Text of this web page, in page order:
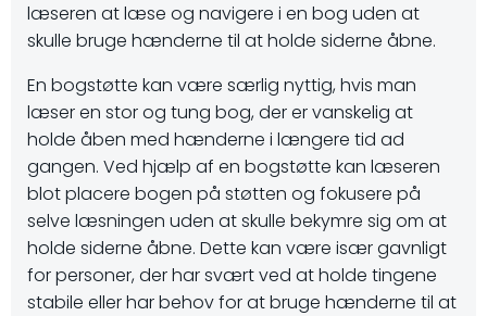
læseren at læse og navigere i en bog uden at
skulle bruge hænderne til at holde siderne åbne.
En bogstøtte kan være særlig nyttig, hvis man
læser en stor og tung bog, der er vanskelig at
holde åben med hænderne i længere tid ad
gangen. Ved hjælp af en bogstøtte kan læseren
blot placere bogen på støtten og fokusere på
selve læsningen uden at skulle bekymre sig om at
holde siderne åbne. Dette kan være især gavnligt
for personer, der har svært ved at holde tingene
stabile eller har behov for at bruge hænderne til at